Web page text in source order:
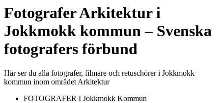
FotograferArkitekturi
Jokkmokk kommun– Svenska
fotografers förbund
Här ser du alla fotografer, filmare och retuschörer i Jokkmokk
kommun inom området Arkitektur
FOTOGRAFER I Jokkmokk Kommun